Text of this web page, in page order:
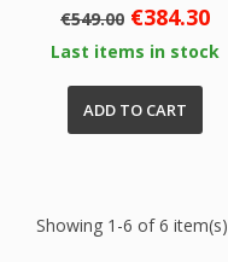
Regular
€549.00 Price
€384.30
Last items in stock
ADD TO CART
Showing 1-6 of 6 item(s)